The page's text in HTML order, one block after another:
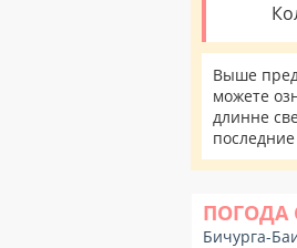
Выше
можете
длинне
ПОГОДА
Бичурга-